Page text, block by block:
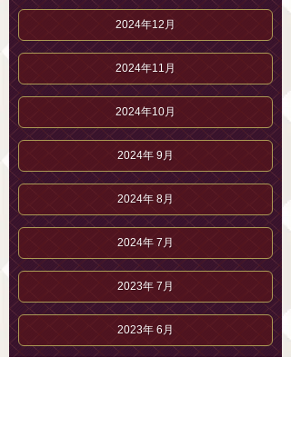
2024年12月
2024年11月
2024年10月
2024年 9月
2024年 8月
2024年 7月
2023年 7月
2023年 6月